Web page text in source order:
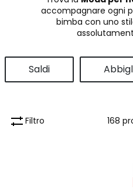
Continua
accompagnare ogni
bimba con uno
Saldi
Filtro 168